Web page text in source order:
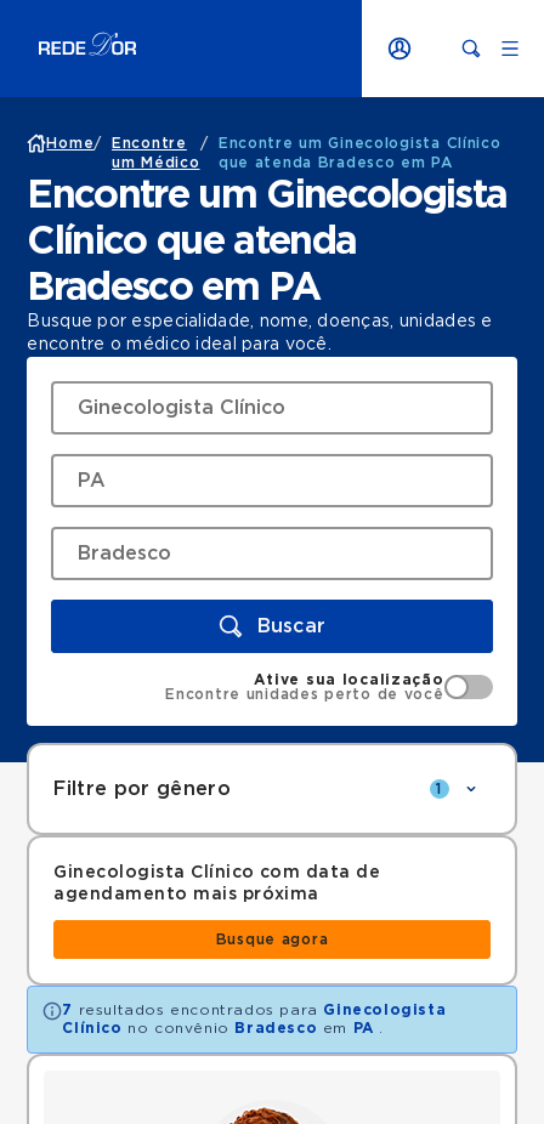
Home/
Encontre
um Médico
/
Encontre um Ginecologista Clínico
que atenda Bradesco em PA
Encontre um Ginecologista
Clínico que atenda
Bradesco em PA
Busque por especialidade, nome, doenças, unidades e
encontre o médico ideal para você.
Buscar
Ative sua localização
Encontre unidades perto de você
Filtre por gênero 1
Ginecologista Clínico com data de
agendamento mais próxima
Busque agora
7 resultados encontrados para Ginecologista
Clínico no convênio Bradesco em PA